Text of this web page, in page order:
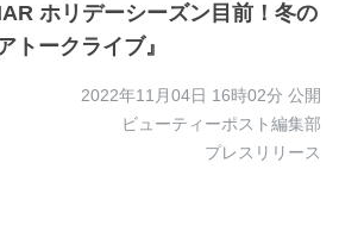
ホリデーシーズン目前！冬の
ークライブ』
2022年11月04日 16時02分 公開
ビューティーポスト編集部
プレスリリース